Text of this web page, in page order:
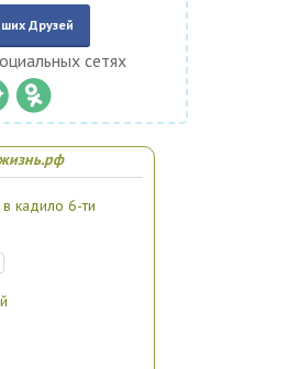
Друзей
сетях
кадило 6-ти